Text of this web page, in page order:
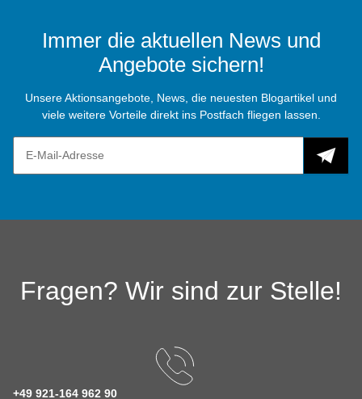
Immer die aktuellen News und
Angebote sichern!
Unsere Aktionsangebote, News, die neuesten Blogartikel und
viele weitere Vorteile direkt ins Postfach fliegen lassen.
Fragen? Wir sind zur Stelle!
+49 921-164 962 90